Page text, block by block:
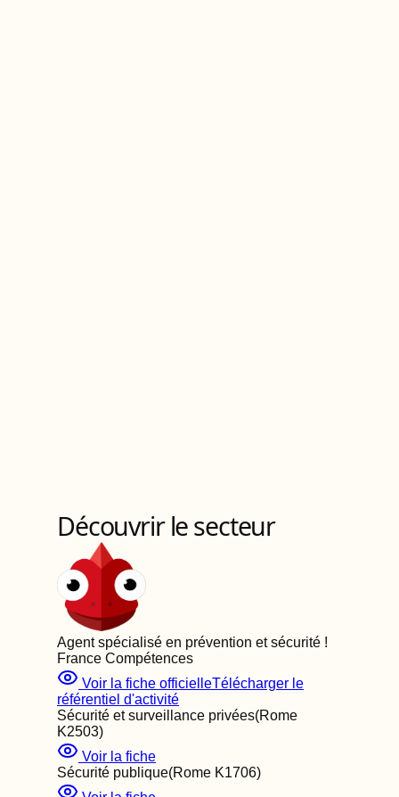
Découvrir le secteur
Agent spécialisé en prévention et sécurité !
France Compétences
Voir la fiche officielleTélécharger le
référentiel d'activité
Sécurité et surveillance privées(Rome
K2503)
Voir la fiche
Sécurité publique(Rome K1706)